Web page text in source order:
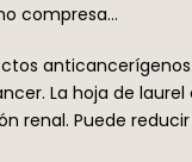
compresa…
La hoja de
renal. Puede